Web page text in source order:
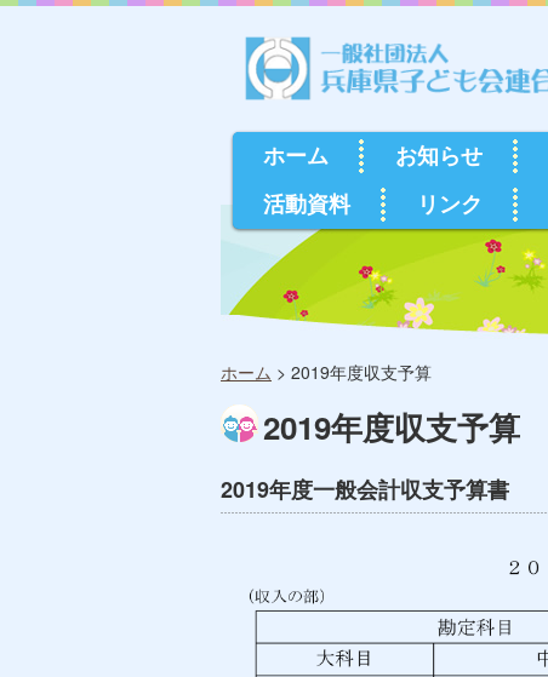
ホーム お知らせ
活動資料
リンク
ホーム > 2019年度収支予算
2019年度収支予算
2019年度一般会計収支予算書